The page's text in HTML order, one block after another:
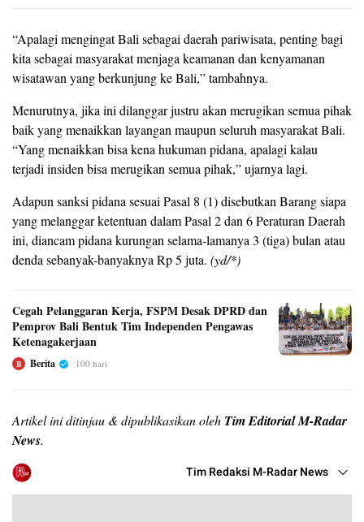
“Apalagi mengingat Bali sebagai daerah pariwisata, penting bagi
kita sebagai masyarakat menjaga keamanan dan kenyamanan
wisatawan yang berkunjung ke Bali,” tambahnya.
Menurutnya, jika ini dilanggar justru akan merugikan semua pihak
baik yang menaikkan layangan maupun seluruh masyarakat Bali.
“Yang menaikkan bisa kena hukuman pidana, apalagi kalau
terjadi insiden bisa merugikan semua pihak,” ujarnya lagi.
Adapun sanksi pidana sesuai Pasal 8 (1) disebutkan Barang siapa
yang melanggar ketentuan dalam Pasal 2 dan 6 Peraturan Daerah
ini, diancam pidana kurungan selama-lamanya 3 (tiga) bulan atau
denda sebanyak-banyaknya Rp 5 juta. (yd/*)
Cegah Pelanggaran Kerja, FSPM Desak DPRD dan
Pemprov Bali Bentuk Tim Independen Pengawas
Ketenagakerjaan
B Berita 100 hari
Artikel ini ditinjau & dipublikasikan oleh Tim Editorial M-Radar
News.
Tim Redaksi M-Radar News